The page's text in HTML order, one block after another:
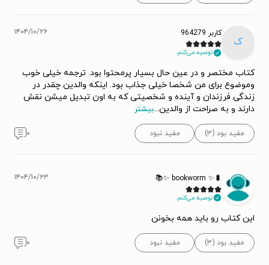
ک
کاربر 964279
توصیه می‌کنم.
۱۴۰۴/۱۰/۲۶
کتاب مختصر و در عین حال بسیار پرمحتوا بود. ترجمه خیلی خوب
و‌موضوع برای من شخصا خیلی جذاب بود. اینکه والدین چقدر در
زندگی فرزندان و آینده و شخصیتی که به اون تبدیل میشن نقش
دارند و به صراحت از والدین...بیشتر
مفید بود (۳) مفید نبود ۰
🐛✨ bookworm ✨📚
توصیه می‌کنم.
۱۴۰۴/۱۰/۲۳
این کتاب رو باید همه بخونن
مفید بود (۳) مفید نبود ۰